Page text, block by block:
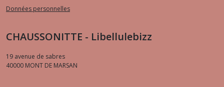
Données personnelles
CHAUSSONITTE - Libellulebizz
19 avenue de sabres
40000 MONT DE MARSAN